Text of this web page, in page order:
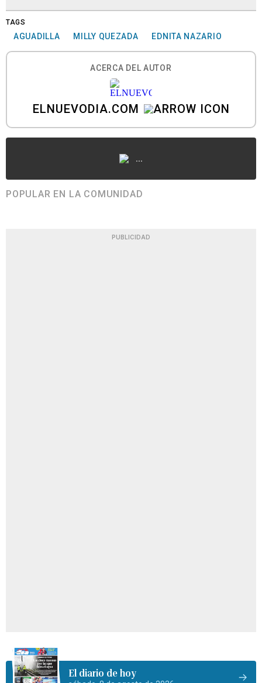
TAGS
AGUADILLA MILLY QUEZADA EDNITA NAZARIO
ACERCA DEL AUTOR
ELNUEVODIA.COM
...
POPULAR EN LA COMUNIDAD
PUBLICIDAD
El diario de hoy